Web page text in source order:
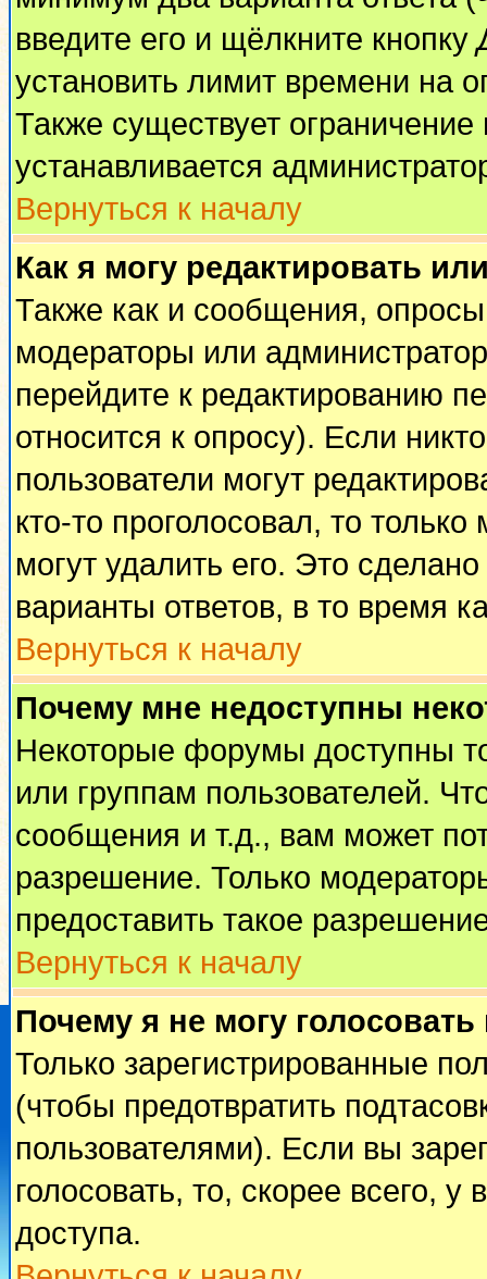
введите его и щёлкните кнопку
установить лимит времени на
Также существует ограничение
устанавливается
Вернуться к началу
Как я могу редактировать
Также как и сообщения, опросы
модераторы или
перейдите к редактированию
относится к опросу). Если
пользователи могут
кто-то проголосовал, то
могут удалить его. Это
варианты ответов, в то время
Вернуться к началу
Почему мне недоступны
Некоторые форумы доступны
или группам пользователей.
сообщения и т.д., вам может
разрешение. Только
предоставить такое
Вернуться к началу
Почему я не могу
Только зарегистрированные
(чтобы предотвратить
пользователями). Если вы
голосовать, то, скорее всего,
доступа.